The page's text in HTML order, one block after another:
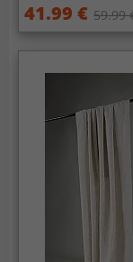
41.99 € 59.99